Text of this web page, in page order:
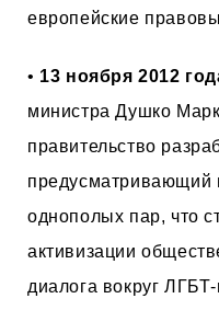
европейские
• 13 ноября 2012
министра Душко
правительство
предусматривающий
однополых пар, что
активизации
диалога вокруг